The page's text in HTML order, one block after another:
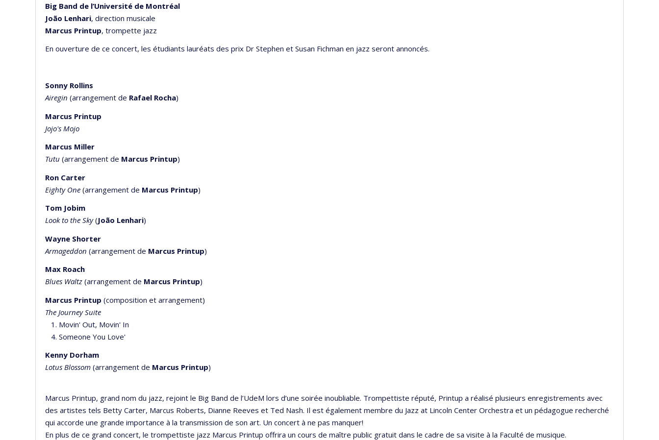
Big Band de l’Université de Montréal
João Lenhari, direction musicale
Marcus Printup, trompette jazz
En ouverture de ce concert, les étudiants lauréats des prix Dr Stephen et Susan Fichman en jazz seront annoncés.
Sonny Rollins
Airegin (arrangement de Rafael Rocha)
Marcus Printup
Jojo's Mojo
Marcus Miller
Tutu (arrangement de Marcus Printup)
Ron Carter
Eighty One (arrangement de Marcus Printup)
Tom Jobim
Look to the Sky(João Lenhari)
Wayne Shorter
Armageddon (arrangement de Marcus Printup)
Max Roach
Blues Waltz (arrangement de Marcus Printup)
Marcus Printup (composition et arrangement)
The Journey Suite
1. Movin' Out, Movin' In
4. Someone You Love'
Kenny Dorham
Lotus Blossom (arrangement de Marcus Printup)
Marcus Printup, grand nom du jazz, rejoint le Big Band de l’UdeM lors d’une soirée inoubliable. Trompettiste réputé, Printup a réalisé plusieurs enregistrements avec
des artistes tels Betty Carter, Marcus Roberts, Dianne Reeves et Ted Nash. Il est également membre du Jazz at Lincoln Center Orchestra et un pédagogue recherché
qui accorde une grande importance à la transmission de son art. Un concert à ne pas manquer!
En plus de ce grand concert, le trompettiste jazz Marcus Printup offrira un cours de maître public gratuit dans le cadre de sa visite à la Faculté de musique.